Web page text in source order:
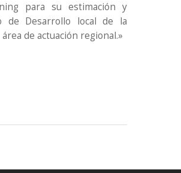
para su estimación y
de Desarrollo local de la
de actuación regional.»